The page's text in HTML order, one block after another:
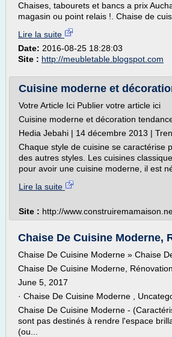
Chaises, tabourets et bancs a prix
magasin ou point relais !. Chaise de
Lire la suite
Date: 2016-08-25 18:28:03
Site : http://meubletable.blogspot.com
Cuisine moderne et
Votre Article Ici Publier votre article ici
Cuisine moderne et décoration
Hedia Jebahi | 14 décembre 2013 |
Chaque style de cuisine se caractérise
des autres styles. Les cuisines
pour avoir une cuisine moderne, il est
Lire la suite
Site : http://
Chaise De Cuisine Moderne,
Chaise De Cuisine Moderne » Chaise
Chaise De Cuisine Moderne,
June 5, 2017
· Chaise De Cuisine Moderne ,
Chaise De Cuisine Moderne -
sont pas destinés à rendre l'espace
(ou...